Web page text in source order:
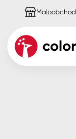
Maloobchod